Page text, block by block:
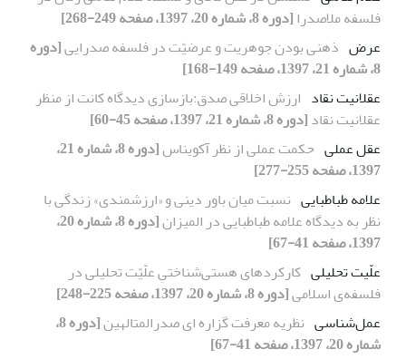
فلسفه ملاصدرا[دوره 8، شماره 20، 1397، صفحه 249-268]
عرض ذهنی بودن جوهریت و عرضیّت در فلسفه صدرایی[دوره
8، شماره 21، 1397، صفحه 149-168]
عقلانیت نقاد ارزش اخلاقی صدق:بازسازی دیدگاه کانت از منظر
عقلانیت نقاد[دوره 8، شماره 21، 1397، صفحه 45-60]
عقل عملی حکمت عملی از نظر آکویناس
[دوره 8، شماره 21،
1397، صفحه 255-277]
علامه طباطبایی نسبت میان باور دینی و «ارزشمندی» زندگی با
نظر به دیدگاه علامه طباطبایی در المیزان
[دوره 8، شماره 20،
1397، صفحه 41-67]
علّیت تحلیلی کارکردهای هستی‌شناختیِ علّیّت تحلیلی در
فلسفه‌ی اسلامی[دوره 8، شماره 20، 1397، صفحه 225-248]
عمل‌شناسی نظریه معرفت گزاره ای صدرالمتالهین
[دوره 8،
شماره 20، 1397، صفحه 41-67]